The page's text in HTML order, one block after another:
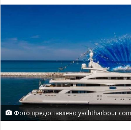
Фото предоставлено yachtharbour.com